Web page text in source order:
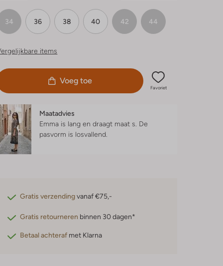
34 36 38 40 42 44
items
Voeg toe
Favoriet
Maatadvies
Emma is lang en draagt maat s. De
pasvorm is losvallend
Gratis verzendingvanaf €75,-
Gratis retourneren binnen 30 dagen*
Betaal achteraf met Klarna